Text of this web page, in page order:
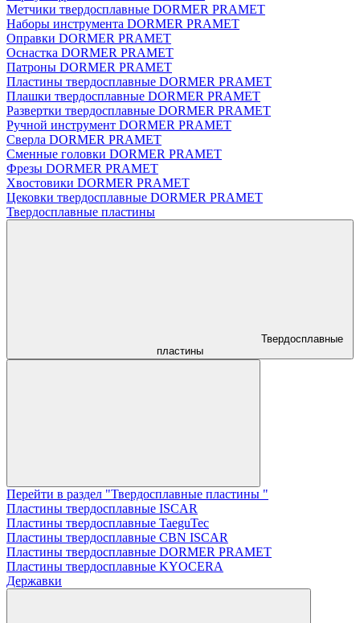
Метчики твердосплавные DORMER PRAMET
Наборы инструмента DORMER PRAMET
Оправки DORMER PRAMET
Оснастка DORMER PRAMET
Патроны DORMER PRAMET
Пластины твердосплавные DORMER PRAMET
Плашки твердосплавные DORMER PRAMET
Развертки твердосплавные DORMER PRAMET
Ручной инструмент DORMER PRAMET
Сверла DORMER PRAMET
Сменные головки DORMER PRAMET
Фрезы DORMER PRAMET
Хвостовики DORMER PRAMET
Цековки твердосплавные DORMER PRAMET
Твердосплавные пластины
Твердосплавные
пластины
Перейти в раздел "Твердосплавные пластины "
Пластины твердосплавные ISCAR
Пластины твердосплавные TaeguTec
Пластины твердосплавные CBN ISCAR
Пластины твердосплавные DORMER PRAMET
Пластины твердосплавные KYOCERA
Державки